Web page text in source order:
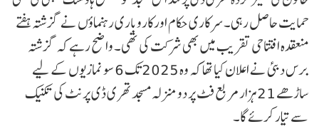
حمایت حاصل رہی۔ سرکاری حکام اورکاروباری رہنماؤں نے گزشتہ ہفتے
منعقدہ افتتاحی تقریب میں بھی شرکت کی تھی۔ واضح رہے کہ گزشتہ
برس دبئی نے اعلان کیا تھا کہ وہ 2025 تک 6 سو نمازیوں کے لیے
ساڑھے 21 ہزار مربع فٹ پر دو منزلہ مسجد تھری ڈی پرنٹ کی تکنیک
سے تیار کرئے گا۔